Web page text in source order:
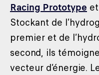
Racing Prototype
Stockant de
premier et de
second, ils
vecteur d’énergie.